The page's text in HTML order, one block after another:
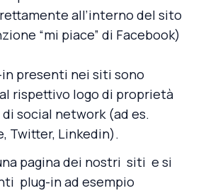
all’interno del sito
“mi piace” di Facebook)
presenti nei siti sono
rispettivo logo di proprietà
social network (ad es.
Twitter, Linkedin).
pagina dei nostri siti e si
plug-in ad esempio